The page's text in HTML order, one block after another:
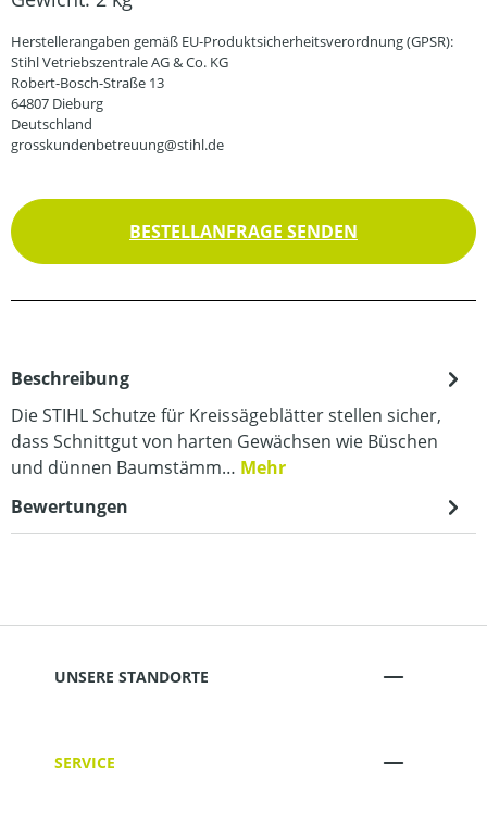
Herstellerangaben gemäß EU-Produktsicherheitsverordnung (GPSR):
Stihl Vetriebszentrale AG & Co. KG
Robert-Bosch-Straße 13
64807 Dieburg
Deutschland
grosskundenbetreuung@stihl.de
BESTELLANFRAGE SENDEN
Beschreibung
Die STIHL Schutze für Kreissägeblätter stellen sicher,
dass Schnittgut von harten Gewächsen wie Büschen
und dünnen Baumstämm… Mehr
Bewertungen
UNSERE STANDORTE
SERVICE